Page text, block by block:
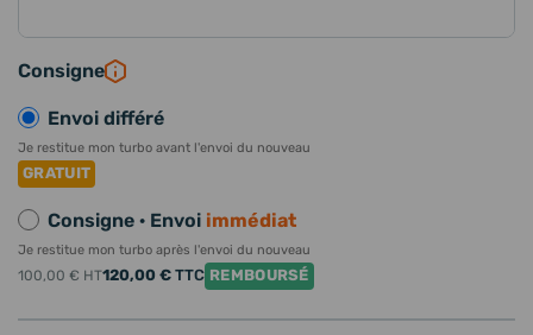
Consigne
Envoi différé
Je restitue mon turbo avant l'envoi du nouveau
GRATUIT
Consigne · Envoi immédiat
Je restitue mon turbo après l'envoi du nouveau
100,00 € HT120,00 €TTC REMBOURSÉ